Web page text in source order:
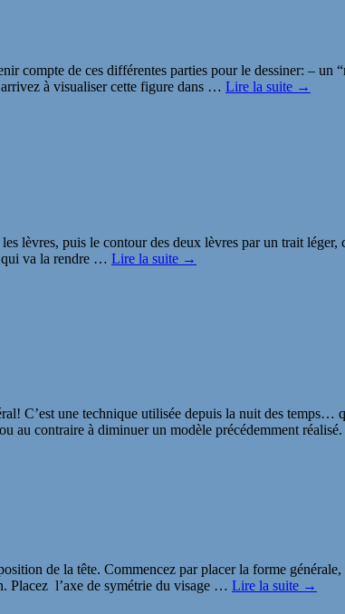
compte de ces différentes parties pour le dessiner: – un
à visualiser cette figure dans … Lire la suite →
lèvres, puis le contour des deux lèvres par un trait
va la rendre … Lire la suite →
C’est une technique utilisée depuis la nuit des temps…
au contraire à diminuer un modèle précédemment
de la tête. Commencez par placer la forme
Placez l’axe de symétrie du visage … Lire la suite →